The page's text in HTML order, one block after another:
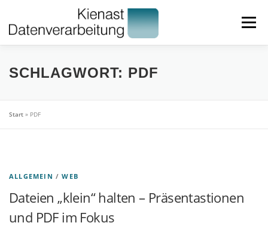
springen
Menü
HOME LEISTUNGEN ÜBER UNS
BLOG
SCHLAGWORT: PDF
Start » PDF
ALLGEMEIN /WEB
Dateien „klein“ halten – Präsentastionen
und PDF im Fokus